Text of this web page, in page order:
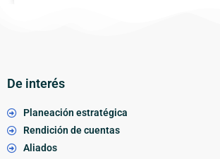
De interés
Planeación estratégica
Rendición de cuentas
Aliados